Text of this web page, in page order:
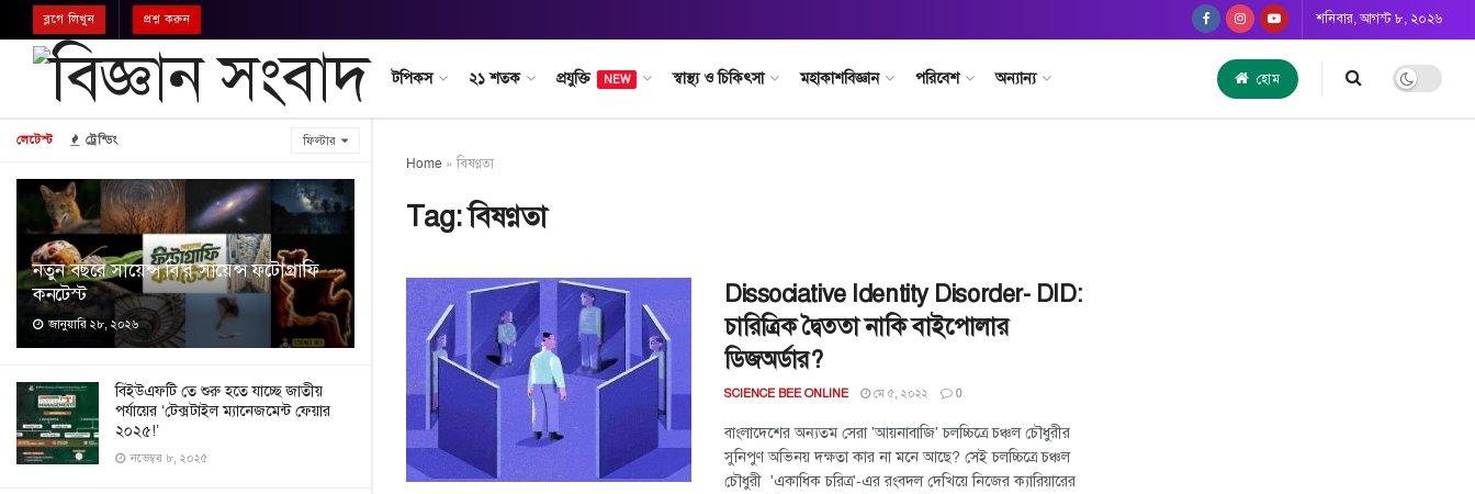
লেটেস্ট ট্রেন্ডিং ফিল্টার
নতুন বছরে সায়েন্স বি’র সায়েন্স ফটোগ্রাফি
কনটেস্ট
জানুয়ারি ২৮, ২০২৬
বিইউএফটি তে শুরু হতে যাচ্ছে জাতীয়
পর্যায়ের ‘টেক্সটাইল ম্যানেজমেন্ট ফেয়ার
২০২৫!’
নভেম্বর ৮, ২০২৫
ব্লগে লিখুন প্রশ্ন করুন শনিবার, আগস্ট ৮, ২০২৬
টপিকস ২১ শতক প্রযুক্তি NEW স্বাস্থ্য ও চিকিৎসা মহাকাশবিজ্ঞান পরিবেশ অন্যান্য হোম
Home »বিষণ্ণতা
Tag:বিষণ্ণতা
Dissociative Identity Disorder- DID:
চারিত্রিক দ্বৈততা নাকি বাইপোলার
ডিজঅর্ডার?
SCIENCE BEE ONLINE মে ৫, ২০২২ 0
বাংলাদেশের অন্যতম সেরা 'আয়নাবাজি' চলচ্চিত্রে চঞ্চল চৌধুরীর
সুনিপুণ অভিনয় দক্ষতা কার না মনে আছে? সেই চলচ্চিত্রে চঞ্চল
চৌধুরী 'একাধিক চরিত্র'-এর রংবদল দেখিয়ে নিজের ক্যারিয়ারের